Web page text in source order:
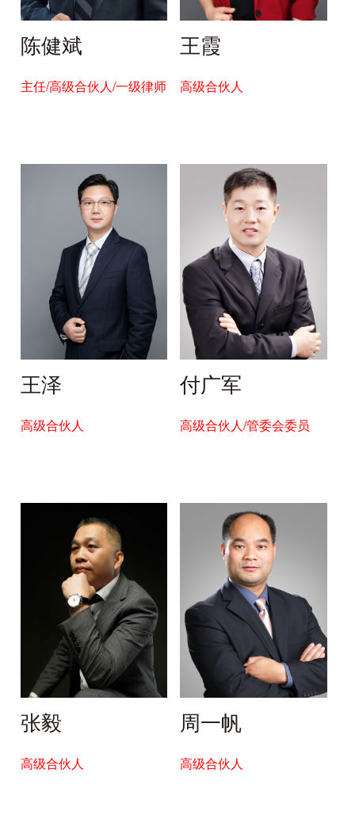
陈健斌
主任/高级合伙人/一级律师
王霞
高级合伙人
王泽
高级合伙人
付广军
高级合伙人/管委会委员
张毅
高级合伙人
周一帆
高级合伙人